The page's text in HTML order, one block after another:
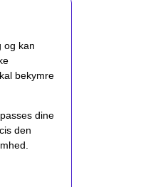
og kan
bekymre
dine
den